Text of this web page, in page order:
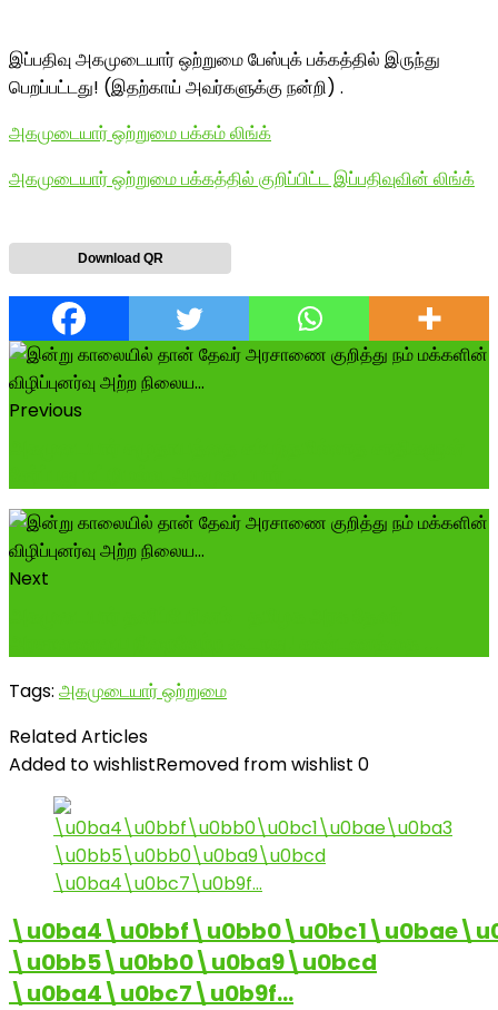
இப்பதிவு அகமுடையார் ஒற்றுமை பேஸ்புக் பக்கத்தில் இருந்து
பெறப்பட்டது! (இதற்காய் அவர்களுக்கு நன்றி) .
அகமுடையார் ஒற்றுமை பக்கம் லிங்க்
அகமுடையார் ஒற்றுமை பக்கத்தில் குறிப்பிட்ட இப்பதிவுவின் லிங்க்
Download QR
Previous
Next
Tags: அகமுடையார் ஒற்றுமை
Related Articles
Added to wishlistRemoved from wishlist 0
\u0bb5\u0bb0\u0ba9\u0bcd
\u0ba4\u0bc7\u0b9f…